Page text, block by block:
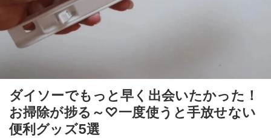
ダイソーでもっと早く出会いたかった！
お掃除が捗る～♡一度使うと手放せない
便利グッズ5選